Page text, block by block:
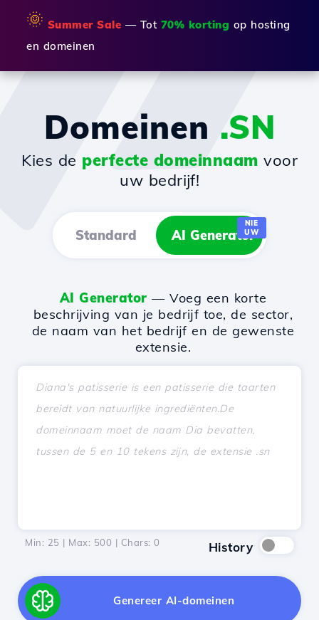
🌞 Summer Sale — Tot 70% korting op hosting
en domeinen
Domeinen .SN
Kies de perfecte domeinnaam voor
uw bedrijf!
Standard AI Generator
NIE
UW
AI Generator — Voeg een korte
beschrijving van je bedrijf toe, de sector,
de naam van het bedrijf en de gewenste
extensie.
Min: 25 | Max: 500 | Chars: 0 History
Genereer AI-domeinen